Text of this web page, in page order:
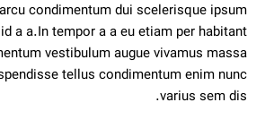
condimentum dui scelerisque ipsum
a a.In tempor a a eu etiam per habitant
vestibulum augue vivamus massa
tellus condimentum enim nunc
varius sem dis.